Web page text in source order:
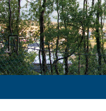
Previous